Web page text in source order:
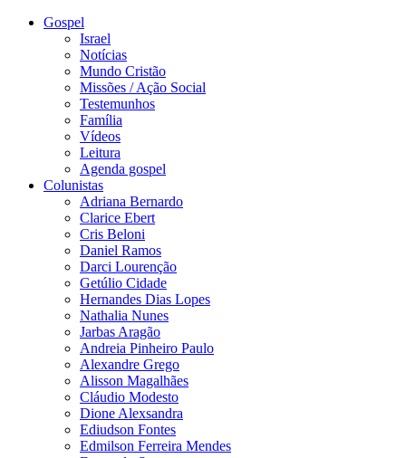
Gospel
Israel
Notícias
Mundo Cristão
Missões / Ação Social
Testemunhos
Família
Vídeos
Leitura
Agenda gospel
Colunistas
Adriana Bernardo
Clarice Ebert
Cris Beloni
Daniel Ramos
Darci Lourenção
Getúlio Cidade
Hernandes Dias Lopes
Nathalia Nunes
Jarbas Aragão
Andreia Pinheiro Paulo
Alexandre Grego
Alisson Magalhães
Cláudio Modesto
Dione Alexsandra
Ediudson Fontes
Edmilson Ferreira Mendes